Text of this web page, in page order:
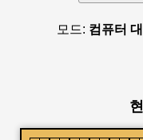
모드: 컴퓨터